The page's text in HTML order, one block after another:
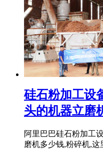
硅石粉加工设
头的机器立磨
阿里巴巴硅石粉加工
磨机多少钱,粉碎机,这